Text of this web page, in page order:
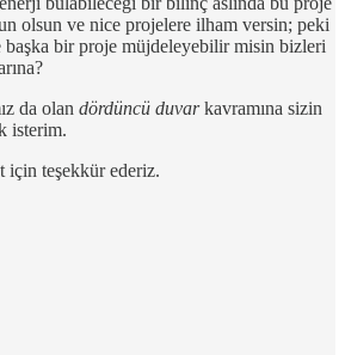
olsun ve nice projelere ilham versin; peki
başka bir proje müjdeleyebilir misin bizleri
da olan dördüncü duvarkavramına sizin
isterim.
için teşekkür ederiz.